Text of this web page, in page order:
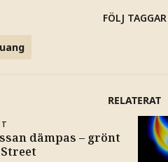
FÖLJ TAGGAR
RELATERAT
dämpas – grönt